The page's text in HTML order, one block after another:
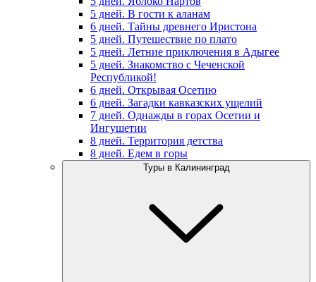
5 дней. В гости к аланам
6 дней. Тайны древнего Иристона
5 дней. Путешествие по плато
5 дней. Летние приключения в Адыгее
5 дней. Знакомство с Чеченской
Республикой!
6 дней. Открывая Осетию
6 дней. Загадки кавказских ущелий
7 дней. Однажды в горах Осетии и
Ингушетии
8 дней. Территория детства
8 дней. Едем в горы
Туры в Калининград